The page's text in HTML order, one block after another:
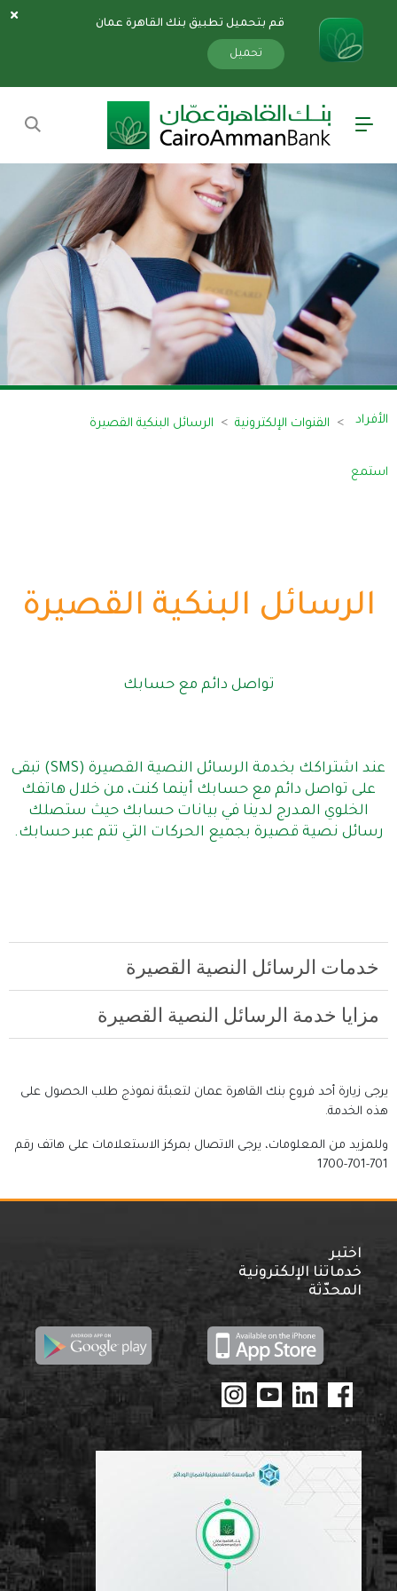
قم بتحميل تطبيق بنك القاهرة عمان
تحميل
الأفراد القنوات الإلكترونية الرسائل البنكية القصيرة
استمع
الرسائل البنكية القصيرة
تواصل دائم مع حسابك
عند اشتراكك بخدمة الرسائل النصية القصيرة (SMS) تبقى
على تواصل دائم مع حسابك أينما كنت، من خلال هاتفك
الخلوي المدرج لدينا في بيانات حسابك حيث ستصلك
رسائل نصية قصيرة بجميع الحركات التي تتم عبر حسابك.
خدمات الرسائل النصية القصيرة
مزايا خدمة الرسائل النصية القصيرة
يرجى زيارة أحد فروع بنك القاهرة عمان لتعبئة نموذج طلب الحصول على
هذه الخدمة.
وللمزيد من المعلومات، يرجى الاتصال بمركز الاستعلامات على هاتف رقم
701-701-1700
اختبر
خدماتنا الإلكترونية
المحدّثة
سارة
«»